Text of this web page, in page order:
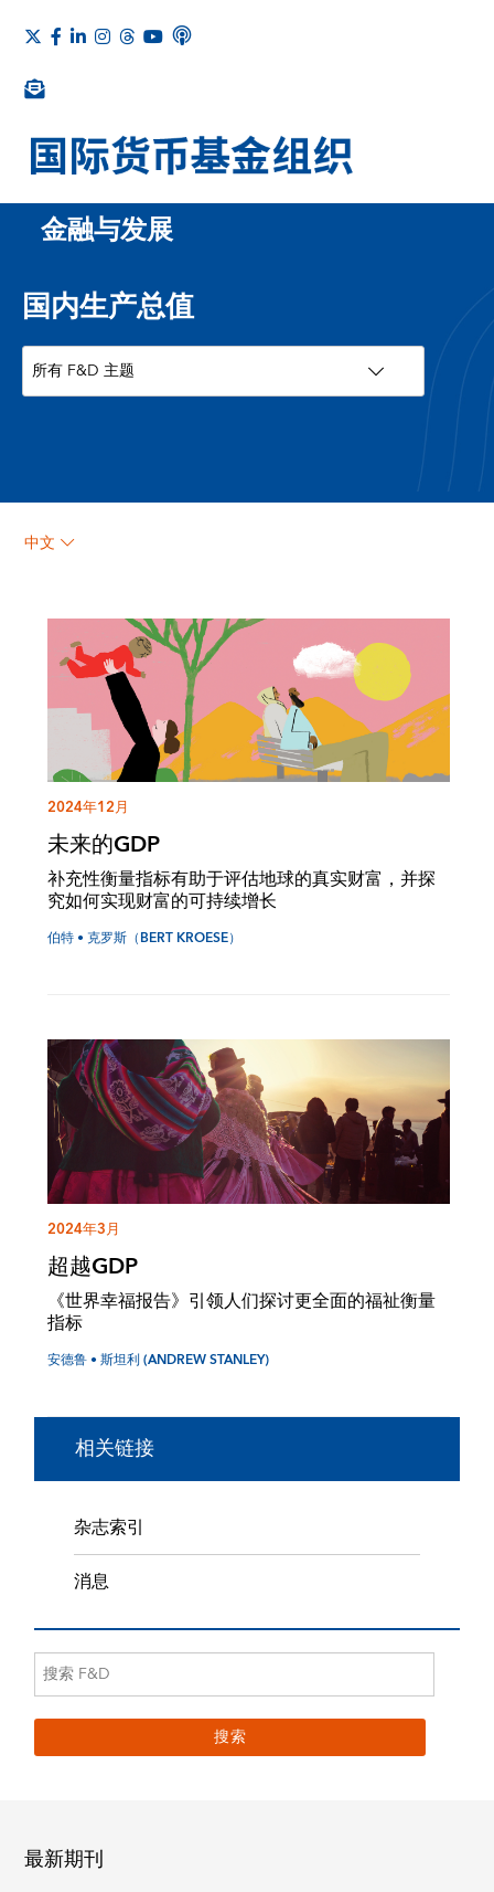
金融与发展
国内生产总值
中文
2024年12月
未来的GDP
补充性衡量指标有助于评估地球的真实财富，并探
究如何实现财富的可持续增长
伯特 • 克罗斯（BERT KROESE）
2024年3月
超越GDP
《世界幸福报告》引领人们探讨更全面的福祉衡量
指标
安德鲁 • 斯坦利 (ANDREW STANLEY)
相关链接
杂志索引
消息
最新期刊